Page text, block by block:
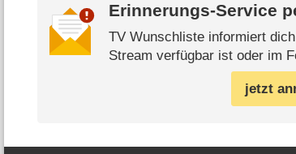
Erinnerungs-Service
TV Wunschliste informiert
Stream verfügbar ist oder im
jetzt